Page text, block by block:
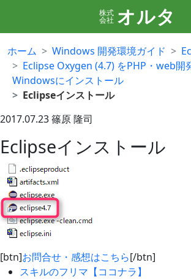
株式
会社 オルタ
ホーム Windows 開発環境ガイド
Eclipse Oxygen (4.7) をPHP・web開
Windowsにインストール
Eclipseインストール
2017.07.23篠原 隆司
Eclipseインストール
[btn]お問合せ・感想はこちら[/btn]
スキルのフリマ【ココナラ】